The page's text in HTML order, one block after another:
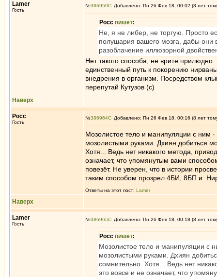
Lamer
Гость
№386959 Добавлено: Пн 26 Фев 18, 00:02 (8 лет
Росс пишет:
Не, я не либер, не торгую. Просто
полушария вашего мозга, дабы
разоблачение иллюзорной
Нет такого способа, не врите
единственный путь к покорению
внедрения в организм. Посредством
перепутай Кутузов (с)
Наверх
Росс
Гость
№386964 Добавлено: Пн 26 Фев 18, 00:16 (8 лет
Мозолистое тело и манипуляции с ним
мозолистыми руками. Дхиян добиться
Хотя... Ведь нет никакого метода,
означает, что упомянутым вами
повезёт. Не уверен, что в истории
таким способом прозрел 4БИ, 8БП и
Ответы на этот пост: Lamer
Наверх
Lamer
Гость
№386965 Добавлено: Пн 26 Фев 18, 00:18 (8 лет
Росс пишет:
Мозолистое тело и манипуляции с
мозолистыми руками. Дхиян
сомнительно. Хотя... Ведь нет
это вовсе и не означает, что